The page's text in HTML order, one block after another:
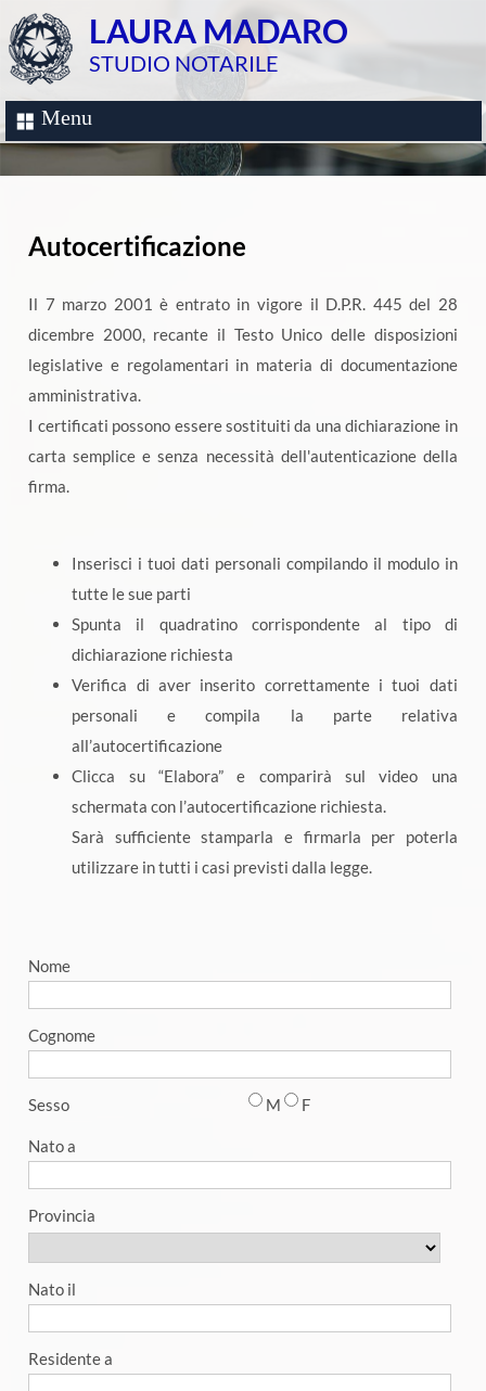
LAURA MADARO
STUDIO NOTARILE
Menu
Autocertificazione
Il 7 marzo 2001 è entrato in vigore il D.P.R. 445 del 28
dicembre 2000, recante il Testo Unico delle disposizioni
legislative e regolamentari in materia di documentazione
amministrativa.
I certificati possono essere sostituiti da una dichiarazione in
carta semplice e senza necessità dell'autenticazione della
firma.
Inserisci i tuoi dati personali compilando il modulo in
tutte le sue parti
Spunta il quadratino corrispondente al tipo di
dichiarazione richiesta
Verifica di aver inserito correttamente i tuoi dati
personali e compila la parte relativa
all’autocertificazione
Clicca su “Elabora” e comparirà sul video una
schermata con l’autocertificazione richiesta.
Sarà sufficiente stamparla e firmarla per poterla
utilizzare in tutti i casi previsti dalla legge.
Nome
Cognome
Sesso M F
Nato a
Provincia
Nato il
Residente a